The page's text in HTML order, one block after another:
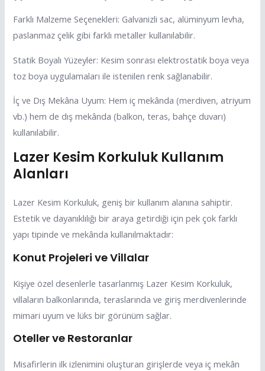
Farklı Malzeme Seçenekleri: Galvanizli sac, alüminyum levha,
paslanmaz çelik gibi farklı metaller kullanılabilir.
Statik Boyalı Yüzeyler: Kesim sonrası elektrostatik boya veya
toz boya uygulamaları ile istenilen renk sağlanabilir.
İç ve Dış Mekâna Uyum: Hem iç mekânda (merdiven, atriyum
vb.) hem de dış mekânda (balkon, teras, bahçe duvarı)
kullanılabilir.
Lazer Kesim Korkuluk Kullanım
Alanları
Lazer Kesim Korkuluk, geniş bir kullanım alanına sahiptir.
Estetik ve dayanıklılığı bir araya getirdiği için pek çok farklı
yapı tipinde ve mekânda kullanılmaktadır:
Konut Projeleri ve Villalar
Kişiye özel desenlerle tasarlanmış Lazer Kesim Korkuluk,
villaların balkonlarında, teraslarında ve giriş merdivenlerinde
mimari uyum ve lüks bir görünüm sağlar.
Oteller ve Restoranlar
Misafirlerin ilk izlenimini oluşturan girişlerde veya iç mekân